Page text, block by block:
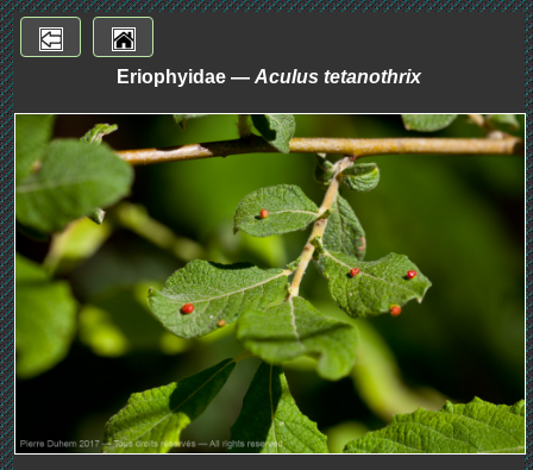
Eriophyidae — Aculus tetanothrix